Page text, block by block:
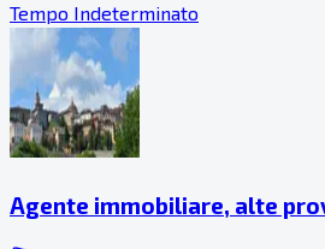
Tempo Indeterminato
Agente immobiliare, alte